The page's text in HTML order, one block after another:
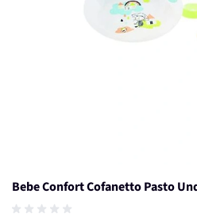
Bebe Confort Cofanetto Pasto